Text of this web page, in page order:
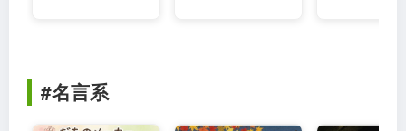
#名言系